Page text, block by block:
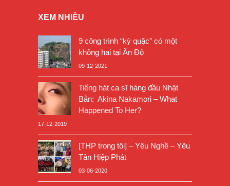
XEM NHIỀU
9 công trình “kỳ quặc” có một
không hai tại Ấn Độ
09-12-2021
Tiếng hát ca sĩ hàng đầu Nhật
Bản: Akina Nakamori – What
Happened To Her?
17-12-2019
[THP trong tôi] – Yêu Nghề – Yêu
Tân Hiệp Phát
03-06-2020